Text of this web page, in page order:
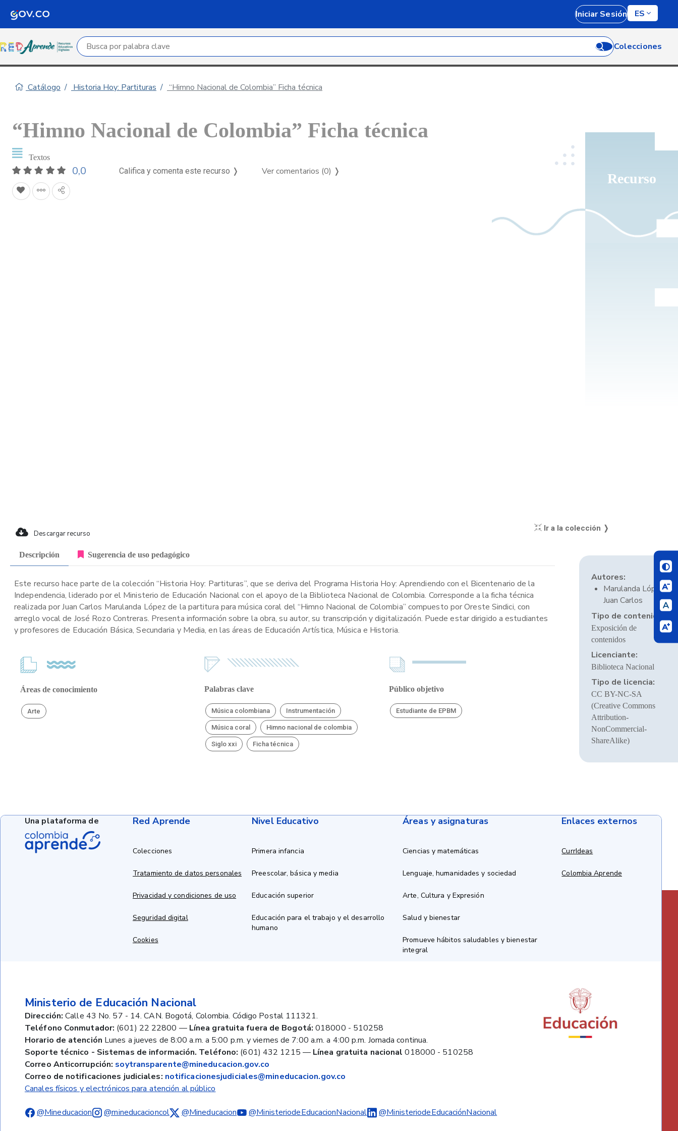
Iniciar Sesión ES
Campo de búsqueda por palabra clave Colecciones
Catálogo Historia Hoy: Partituras “Himno Nacional de Colombia” Ficha técnica
Recurso
“Himno Nacional de Colombia” Ficha técnica
Textos
0,0 Califica y comenta este recurso ❭ Ver comentarios (0) ❭
Descargar recurso
Ir a la colección ❭
Descripción Sugerencia de uso pedagógico
Este recurso hace parte de la colección “Historia Hoy: Partituras”, que se deriva del Programa Historia Hoy: Aprendiendo con el Bicentenario de la
Independencia, liderado por el Ministerio de Educación Nacional con el apoyo de la Biblioteca Nacional de Colombia. Corresponde a la ficha técnica
realizada por Juan Carlos Marulanda López de la partitura para música coral del “Himno Nacional de Colombia” compuesto por Oreste Sindici, con
arreglo vocal de José Rozo Contreras. Presenta información sobre la obra, su autor, su transcripción y digitalización. Puede estar dirigido a estudiantes
y profesores de Educación Básica, Secundaria y Media, en las áreas de Educación Artística, Música e Historia.
Áreas de conocimiento
Arte
Palabras clave
Música colombiana Instrumentación
Música coral Himno nacional de colombia
Siglo xxi Ficha técnica
Público objetivo
Estudiante de EPBM
Autores:
Marulanda López,
Juan Carlos
Tipo de contenido:
Exposición de
contenidos
Licenciante:
Biblioteca Nacional
Tipo de licencia:
CC BY-NC-SA
(Creative Commons
Attribution-
NonCommercial-
ShareAlike)
Red Aprende
Colecciones
Tratamiento de datos personales
Privacidad y condiciones de uso
Seguridad digital
Cookies
Nivel Educativo
Primera infancia
Preescolar, básica y media
Educación superior
Educación para el trabajo y el desarrollo
humano
Áreas y asignaturas
Ciencias y matemáticas
Lenguaje, humanidades y sociedad
Arte, Cultura y Expresión
Salud y bienestar
Promueve hábitos saludables y bienestar
integral
Enlaces externos
CurrIdeas
Colombia Aprende
Ministerio de Educación Nacional
Dirección: Calle 43 No. 57 - 14. CAN. Bogotá, Colombia. Código Postal 111321.
Teléfono Conmutador: (601) 22 22800 — Línea gratuita fuera de Bogotá: 018000 - 510258
Horario de atención Lunes a jueves de 8:00 a.m. a 5:00 p.m. y viernes de 7:00 a.m. a 4:00 p.m. Jornada continua.
Soporte técnico - Sistemas de información. Teléfono: (601) 432 1215 — Línea gratuita nacional 018000 - 510258
Correo Anticorrupción: soytransparente@mineducacion.gov.co
Correo de notificaciones judiciales: notificacionesjudiciales@mineducacion.gov.co
Canales físicos y electrónicos para atención al público
@Mineducacion @mineducacioncol @Mineducacion @MinisteriodeEducacionNacional @MinisteriodeEducaciónNacional
Una plataforma de